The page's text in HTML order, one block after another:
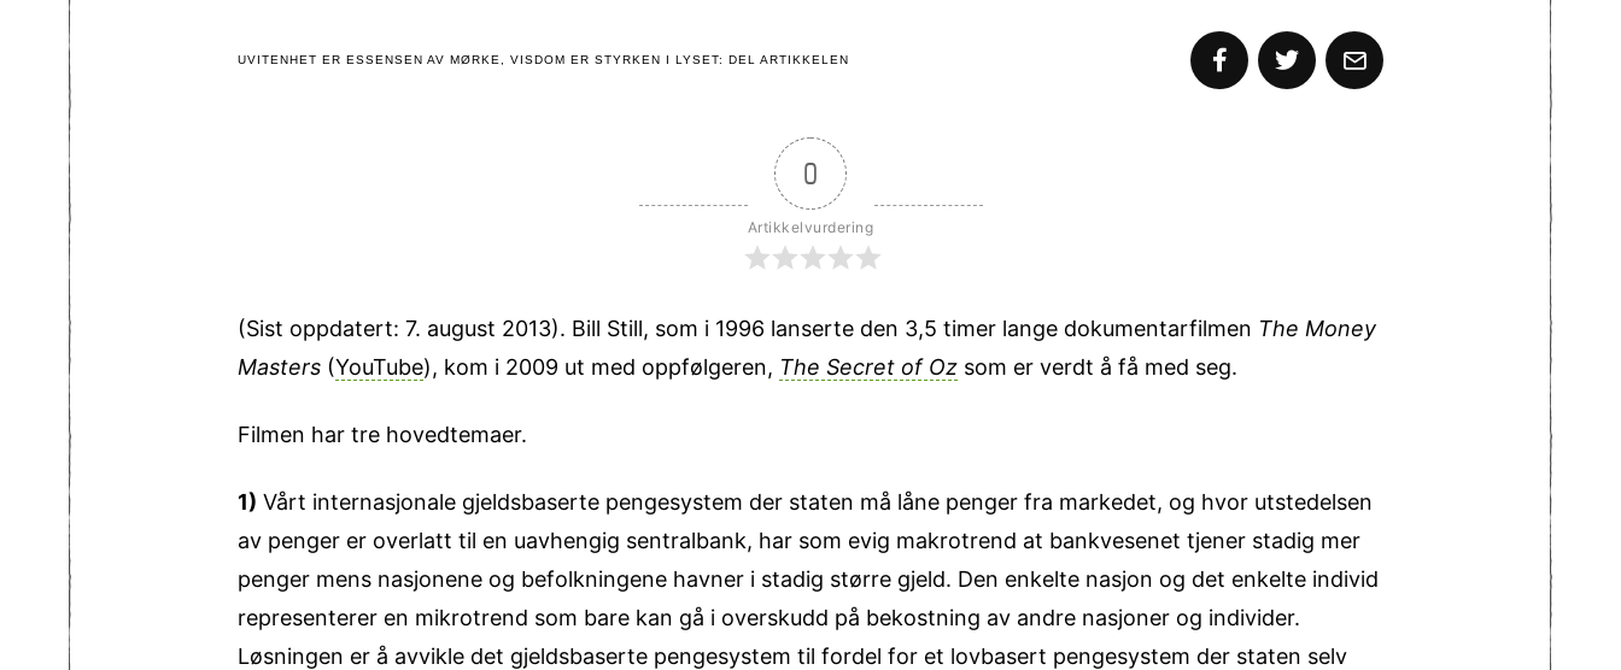
UVITENHET ER ESSENSEN AV MØRKE, VISDOM ER STYRKEN I LYSET: DEL ARTIKKELEN
0
Artikkelvurdering
(Sist oppdatert: 7. august 2013). Bill Still, som i 1996 lanserte den 3,5 timer lange dokumentarfilmen The Money
Masters (YouTube), kom i 2009 ut med oppfølgeren, The Secret of Oz som er verdt å få med seg.
Filmen har tre hoved­­temaer.
1) Vårt internasjonale gjeldsbaserte pengesystem der staten må låne penger fra markedet, og hvor utstedelsen
av penger er overlatt til en uavhengig sentralbank, har som evig makrotrend at bankvesenet tjener stadig mer
penger mens nasjonene og befolkningene havner i stadig større gjeld. Den enkelte nasjon og det enkelte individ
representerer en mikrotrend som bare kan gå i overskudd på bekostning av andre nasjoner og individer.
Løsningen er å avvikle det gjeldsbaserte pengesystem til fordel for et lovbasert pengesystem der staten selv